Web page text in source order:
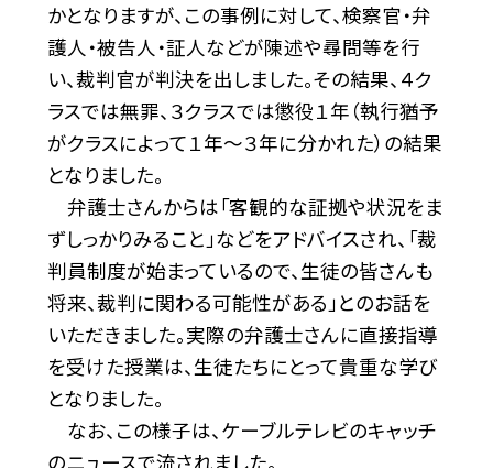
かとなりますが、この事例に対して、検察官・弁
護人・被告人・証人などが陳述や尋問等を行
い、裁判官が判決を出しました。その結果、４ク
ラスでは無罪、３クラスでは懲役１年（執行猶予
がクラスによって１年〜３年に分かれた）の結果
となりました。
弁護士さんからは「客観的な証拠や状況をま
ずしっかりみること」などをアドバイスされ、「裁
判員制度が始まっているので、生徒の皆さんも
将来、裁判に関わる可能性がある」とのお話を
いただきました。実際の弁護士さんに直接指導
を受けた授業は、生徒たちにとって貴重な学び
となりました。
なお、この様子は、ケーブルテレビのキャッチ
のニュースで流されました。